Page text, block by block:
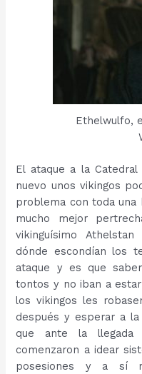
Ethelwulfo,
El ataque a la
nuevo unos vikingos
problema con toda una
mucho mejor
vikinguísimo
dónde escondían los
ataque y es que
tontos y no iban a
los vikingos les
después y esperar a la
que ante la
comenzaron a idear
posesiones y a sí